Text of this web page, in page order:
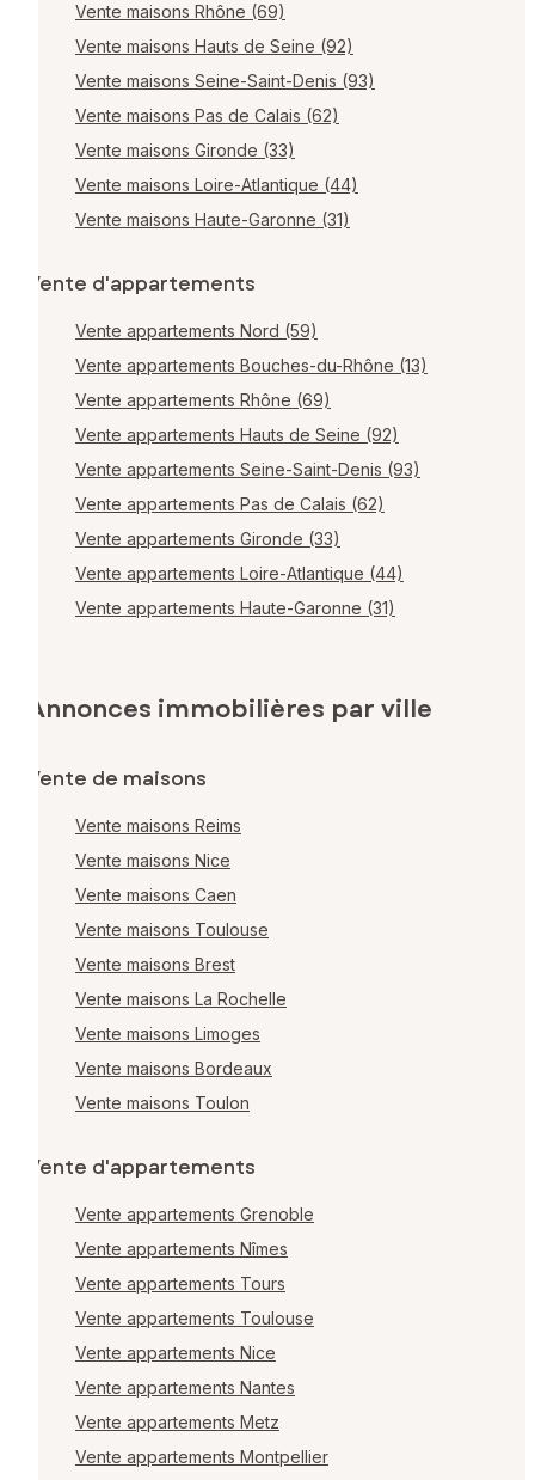
Vente maisons Rhône (69)
Vente maisons Hauts de Seine (92)
Vente maisons Seine-Saint-Denis (93)
Vente maisons Pas de Calais (62)
Vente maisons Gironde (33)
Vente maisons Loire-Atlantique (44)
Vente maisons Haute-Garonne (31)
Vente d'appartements
Vente appartements Nord (59)
Vente appartements Bouches-du-Rhône (13)
Vente appartements Rhône (69)
Vente appartements Hauts de Seine (92)
Vente appartements Seine-Saint-Denis (93)
Vente appartements Pas de Calais (62)
Vente appartements Gironde (33)
Vente appartements Loire-Atlantique (44)
Vente appartements Haute-Garonne (31)
Annonces immobilières par ville
Vente de maisons
Vente maisons Reims
Vente maisons Nice
Vente maisons Caen
Vente maisons Toulouse
Vente maisons Brest
Vente maisons La Rochelle
Vente maisons Limoges
Vente maisons Bordeaux
Vente maisons Toulon
Vente d'appartements
Vente appartements Grenoble
Vente appartements Nîmes
Vente appartements Tours
Vente appartements Toulouse
Vente appartements Nice
Vente appartements Nantes
Vente appartements Metz
Vente appartements Montpellier